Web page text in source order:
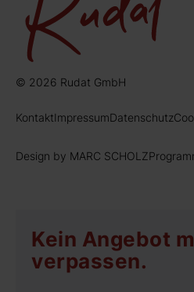
© 2026 Rudat GmbH
KontaktImpressumDatenschutz
Design by MARC SCHOLZ
Kein Angebot
verpassen.